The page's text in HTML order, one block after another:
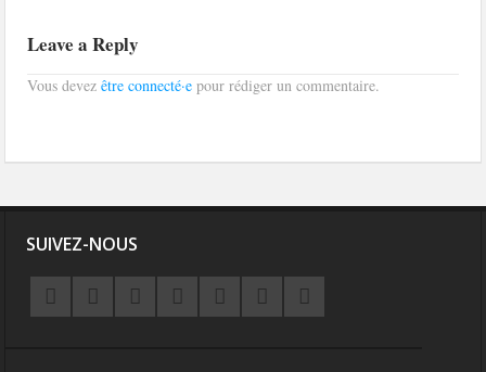
Leave a Reply
Vous devezêtre connecté·e pour rédiger un commentaire.
SUIVEZ-NOUS